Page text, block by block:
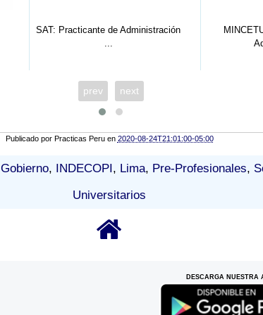
SAT: Practicante de Administración
prev next
Publicado por Practicas Peru en 2020-08-24T21:01:00-05:00
Gobierno, INDECOPI, Lima, Pre-Profesionales,
Universitarios
DESCARGA NUESTRA